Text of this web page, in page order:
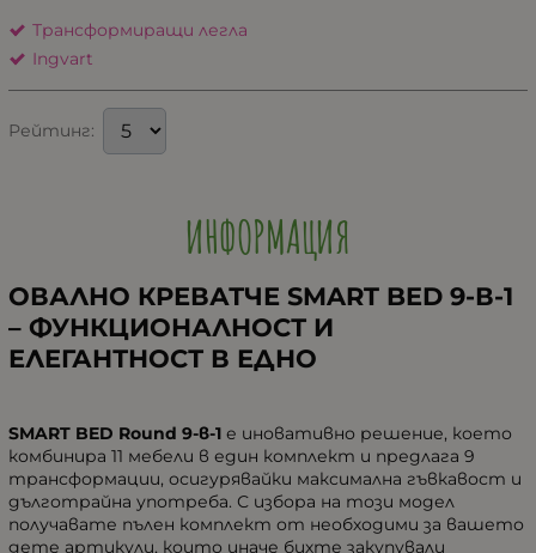
Трансформиращи легла
Ingvart
Рейтинг:
ИНФОРМАЦИЯ
ОВАЛНО КРЕВАТЧЕ SMART BED 9-В-1
– ФУНКЦИОНАЛНОСТ И
ЕЛЕГАНТНОСТ В ЕДНО
SMART BED Round 9-в-1 е иновативно решение, което
комбинира 11 мебели в един комплект и предлага 9
трансформации, осигурявайки максимална гъвкавост и
дълготрайна употреба. С избора на този модел
получавате пълен комплект от необходими за вашето
дете артикули, които иначе бихте закупували